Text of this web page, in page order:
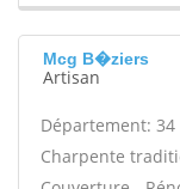
Mcg B�ziers
Artisan
Département: 34
Charpente